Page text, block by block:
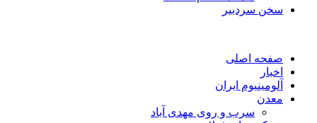
سخن سردبیر
صفحه اصلی
اخبار
آلومینیوم ایران
معدن
سرب و روی مهدی آباد